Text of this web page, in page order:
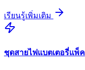
เรียนรู้เพิ่มเติม
ชุดสายไฟแบตเตอรี่แพ็ค